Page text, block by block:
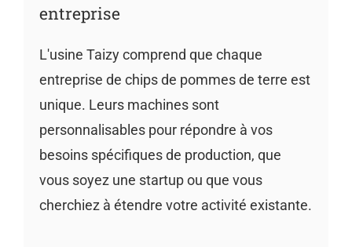
entreprise
L'usine Taizy comprend que chaque
entreprise de chips de pommes de terre est
unique. Leurs machines sont
personnalisables pour répondre à vos
besoins spécifiques de production, que
vous soyez une startup ou que vous
cherchiez à étendre votre activité existante.